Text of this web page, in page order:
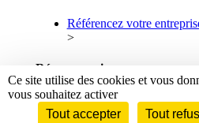
Référencez votre
>
Réseaux sociaux
Facebook
Linkedin
Ce site utilise des cookies et vous
vous souhaitez activer
Tout accepter
Tout